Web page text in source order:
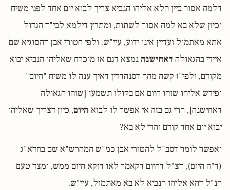
דלמה אסור ביין הלא אליהו הנביא צריך לבוא יום אחד לפני משיח
וכיון שלא בא למה אסור לשתות, ומתרץ דילמא לבי"ד הגדול
אתא מאתמול ועדיין אינו ידוע, עיי"ש. ולפי הטורי אבן דהסוגיא שם
איירי בהגאולה דאחישנה נמצא דגם אז מוכרח שאליהו הנביא יבוא
מקודם, ולפי"ז קשה מהך דסנהדרין דאיך ענה לו משיח "היום"
ופירש אליהו שזהו היום אם בקולו תשמעו [שזהו הגאולה
דאחישנה], הרי גם בזה אי אפשר לו לבוא היום, כיון דצריך שאליהו
יבוא יום אחד קודם והרי לא בא?
ואפשר לומר דסב"ל להטורי אבן כמ"ש המהרש"א שם בחדא"ג
(ד"ה היום), דצ"ל דהיום דקאמר לאו דוקא היום ממש, ומצד טעם
הנ"ל דהא אליהו הנביא לא בא מאתמול, עיי"ש.